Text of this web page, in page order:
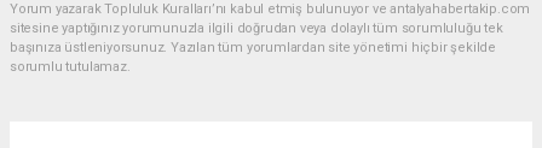
Yorum yazarak Topluluk Kuralları’nı kabul etmiş bulunuyor ve antalyahabertakip.com
sitesine yaptığınız yorumunuzla ilgili doğrudan veya dolaylı tüm sorumluluğu tek
başınıza üstleniyorsunuz. Yazılan tüm yorumlardan site yönetimi hiçbir şekilde
sorumlu tutulamaz.